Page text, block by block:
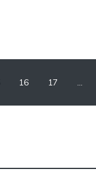
16 17 …